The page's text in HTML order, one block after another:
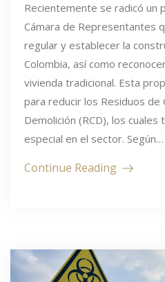
Recientemente se radicó un
Cámara de Representantes
regular y establecer la
Colombia, así como
vivienda tradicional. Esta
para reducir los Residuos de
Demolición (RCD), los
especial en el sector. Según…
Continue Reading